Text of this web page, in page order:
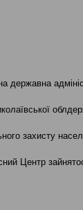
державна
захисту
Центр